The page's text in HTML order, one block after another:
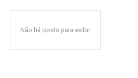
Não há posts para exibir